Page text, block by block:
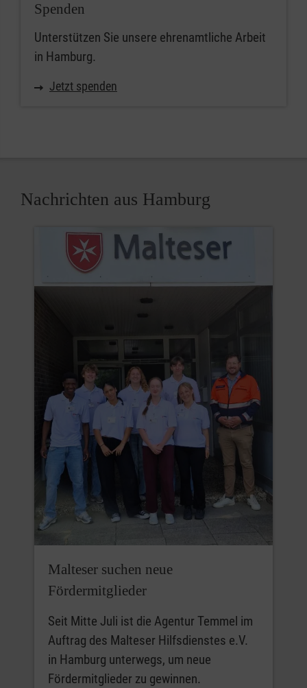
Spenden
Unterstützen Sie unsere ehrenamtliche Arbeit
in Hamburg.
Jetzt spenden
Nachrichten aus Hamburg
Malteser suchen neue
Fördermitglieder
Seit Mitte Juli ist die Agentur Temmel im
Auftrag des Malteser Hilfsdienstes e.V.
in Hamburg unterwegs, um neue
Fördermitglieder zu gewinnen.